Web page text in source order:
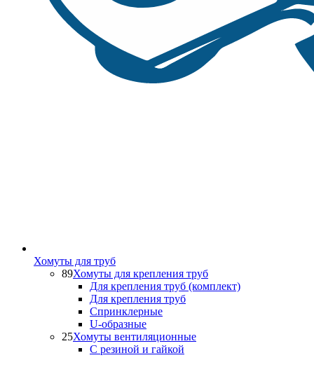
Хомуты для труб
89Хомуты для крепления труб
Для крепления труб (комплект)
Для крепления труб
Спринклерные
U-образные
25Хомуты вентиляционные
С резиной и гайкой